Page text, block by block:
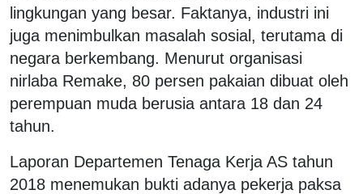
lingkungan yang besar. Faktanya, industri ini
juga menimbulkan masalah sosial, terutama di
negara berkembang. Menurut organisasi
nirlaba Remake, 80 persen pakaian dibuat oleh
perempuan muda berusia antara 18 dan 24
tahun.
Laporan Departemen Tenaga Kerja AS tahun
2018 menemukan bukti adanya pekerja paksa